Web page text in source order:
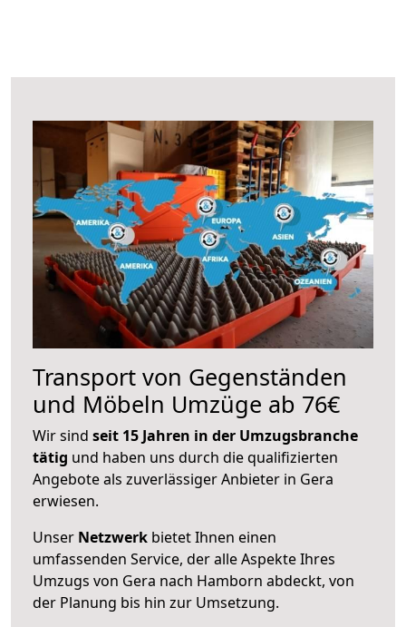
Transport von Gegenständen
und Möbeln Umzüge ab 76€
Wir sind seit 15 Jahren in der Umzugsbranche
tätig und haben uns durch die qualifizierten
Angebote als zuverlässiger Anbieter in Gera
erwiesen.
Unser Netzwerk bietet Ihnen einen
umfassenden Service, der alle Aspekte Ihres
Umzugs von Gera nach Hamborn abdeckt, von
der Planung bis hin zur Umsetzung.